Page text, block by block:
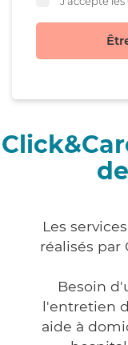
Les
réalisés par
Besoin
l'entretien
aide à